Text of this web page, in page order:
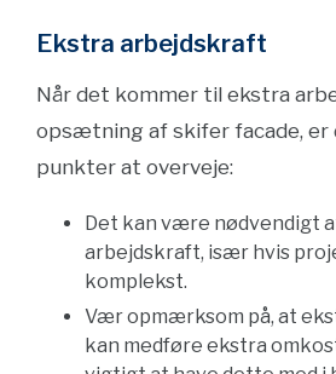
Ekstra arbejdskraft
Når det kommer til ekstra
opsætning af skifer facade, er
punkter at overveje:
Det kan være nødvendigt
arbejdskraft, især hvis
komplekst.
Vær opmærksom på, at
kan medføre ekstra